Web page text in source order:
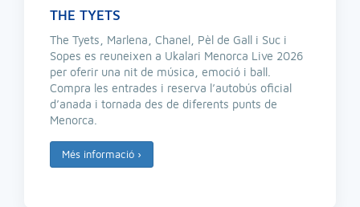
THE TYETS
The Tyets, Marlena, Chanel, Pèl de Gall i Suc i
Sopes es reuneixen a Ukalari Menorca Live 2026
per oferir una nit de música, emoció i ball.
Compra les entrades i reserva l’autobús oficial
d’anada i tornada des de diferents punts de
Menorca.
Més informació ›